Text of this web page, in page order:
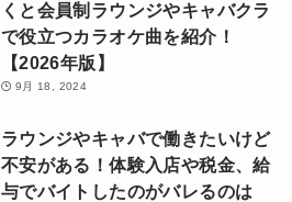
くと会員制ラウンジやキャバクラ
で役立つカラオケ曲を紹介！
【2026年版】
9月 18, 2024
ラウンジやキャバで働きたいけど
不安がある！体験入店や税金、給
与でバイトしたのがバレるのは